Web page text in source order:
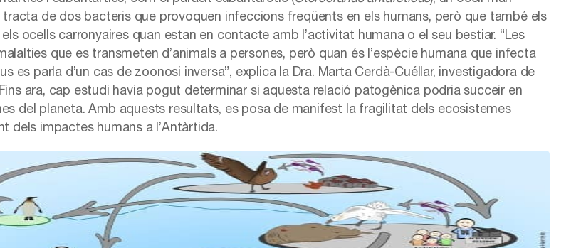
tracta de dos bacteris que provoquen infeccions freqüents en els humans, però que també els
ocells carronyaires quan estan en contacte amb l’activitat humana o el seu bestiar. “Les
que es transmeten d’animals a persones, però quan és l’espècie humana que infecta
es parla d’un cas de zoonosi inversa”, explica la Dra. Marta Cerdà-Cuéllar, investigadora de
Fins ara, cap estudi havia pogut determinar si aquesta relació patogènica podria succeir en
del planeta. Amb aquests resultats, es posa de manifest la fragilitat dels ecosistemes
dels impactes humans a l’Antàrtida.